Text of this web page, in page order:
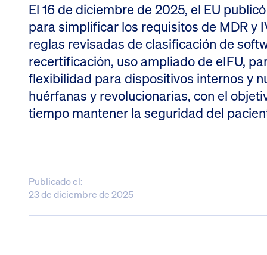
El 16 de diciembre de 2025, el EU
para simplificar los requisitos de MDR y
reglas revisadas de clasificación de
recertificación, uso ampliado de eIFU,
flexibilidad para dispositivos internos y
huérfanas y revolucionarias, con el
tiempo mantener la seguridad del
Publicado el:
23 de diciembre de 2025